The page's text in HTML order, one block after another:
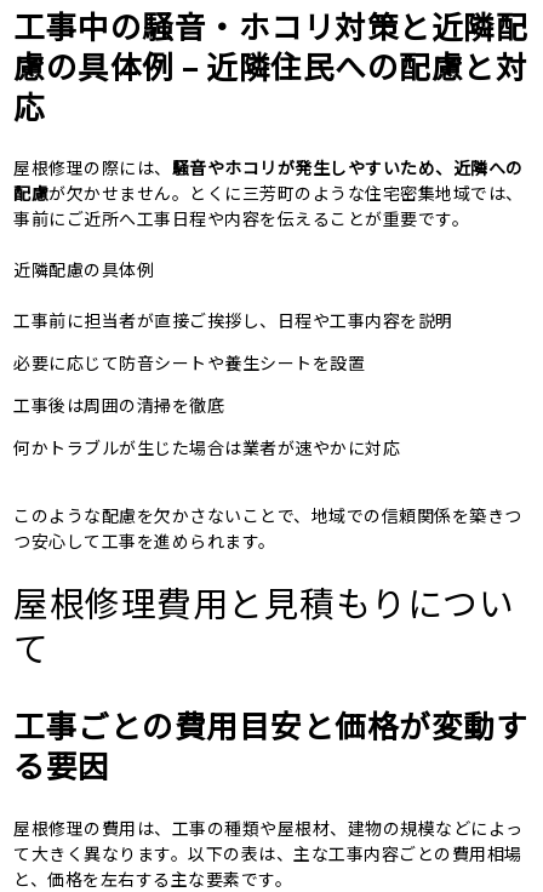
工事中の騒音・ホコリ対策と近隣配
慮の具体例 – 近隣住民への配慮と対
応
屋根修理の際には、 騒音やホコリが発生しやすいため、近隣への
配慮が欠かせません。とくに三芳町のような住宅密集地域では、
事前にご近所へ工事日程や内容を伝えることが重要です。
近隣配慮の具体例
工事前に担当者が直接ご挨拶し、日程や工事内容を説明
必要に応じて防音シートや養生シートを設置
工事後は周囲の清掃を徹底
何かトラブルが生じた場合は業者が速やかに対応
このような配慮を欠かさないことで、地域での信頼関係を築きつ
つ安心して工事を進められます。
屋根修理費用と見積もりについ
て
工事ごとの費用目安と価格が変動す
る要因
屋根修理の費用は、工事の種類や屋根材、建物の規模などによっ
て大きく異なります。以下の表は、主な工事内容ごとの費用相場
と、価格を左右する主な要素です。